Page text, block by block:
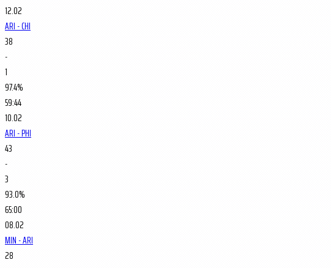
12.02
ARI - CHI
38
-
1
97.4%
59:44
10.02
ARI - PHI
43
-
3
93.0%
65:00
08.02
MIN - ARI
28